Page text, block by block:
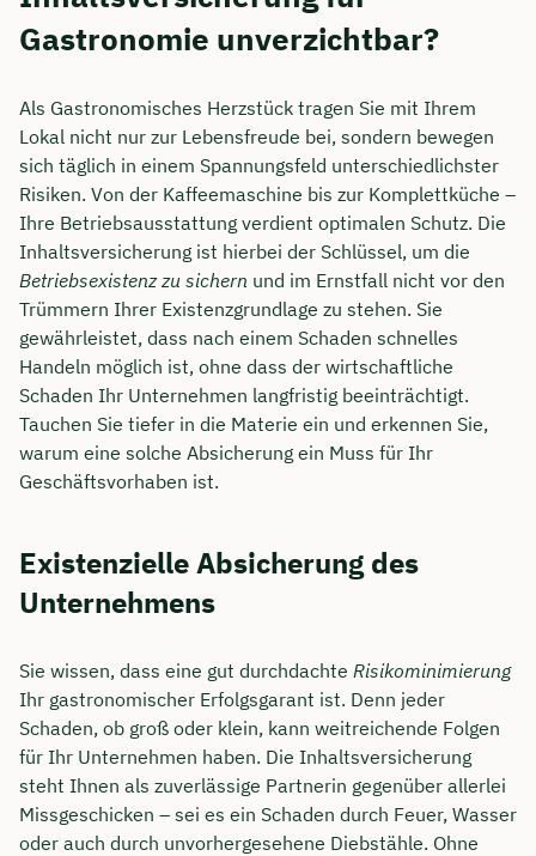
Gastronomie unverzichtbar?
Als Gastronomisches Herzstück tragen Sie mit Ihrem
Lokal nicht nur zur Lebensfreude bei, sondern bewegen
sich täglich in einem Spannungsfeld unterschiedlichster
Risiken. Von der Kaffeemaschine bis zur Komplettküche –
Ihre Betriebsausstattung verdient optimalen Schutz. Die
Inhaltsversicherung ist hierbei der Schlüssel, um die
Betriebsexistenz zu sichern und im Ernstfall nicht vor den
Trümmern Ihrer Existenzgrundlage zu stehen. Sie
gewährleistet, dass nach einem Schaden schnelles
Handeln möglich ist, ohne dass der wirtschaftliche
Schaden Ihr Unternehmen langfristig beeinträchtigt.
Tauchen Sie tiefer in die Materie ein und erkennen Sie,
warum eine solche Absicherung ein Muss für Ihr
Geschäftsvorhaben ist.
Existenzielle Absicherung des
Unternehmens
Sie wissen, dass eine gut durchdachte Risikominimierung
Ihr gastronomischer Erfolgsgarant ist. Denn jeder
Schaden, ob groß oder klein, kann weitreichende Folgen
für Ihr Unternehmen haben. Die Inhaltsversicherung
steht Ihnen als zuverlässige Partnerin gegenüber allerlei
Missgeschicken – sei es ein Schaden durch Feuer, Wasser
oder auch durch unvorhergesehene Diebstähle. Ohne